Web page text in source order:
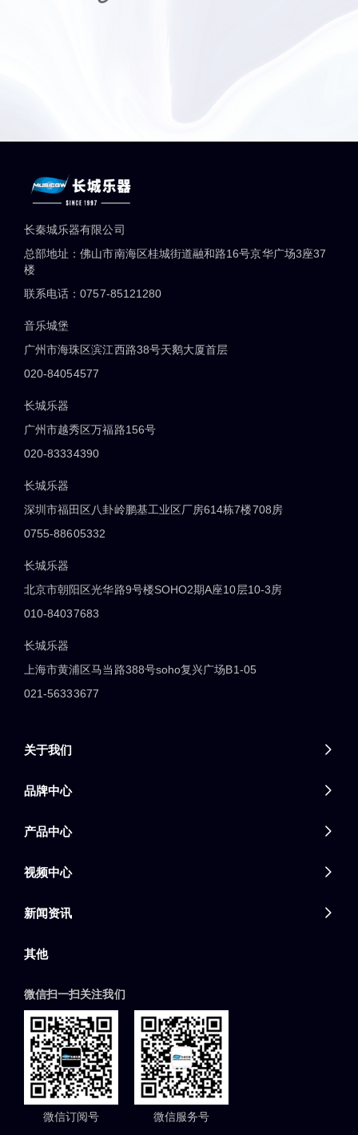
长秦城乐器有限公司
总部地址：佛山市南海区桂城街道融和路16号京华广场3座37
楼
联系电话：0757-85121280
音乐城堡
广州市海珠区滨江西路38号天鹅大厦首层
020-84054577
长城乐器
广州市越秀区万福路156号
020-83334390
长城乐器
深圳市福田区八卦岭鹏基工业区厂房614栋7楼708房
0755-88605332
长城乐器
北京市朝阳区光华路9号楼SOHO2期A座10层10-3房
010-84037683
长城乐器
上海市黄浦区马当路388号soho复兴广场B1-05
021-56333677
关于我们 
品牌中心 
产品中心 
视频中心 
新闻资讯 
其他
微信扫一扫关注我们
微信订阅号 微信服务号